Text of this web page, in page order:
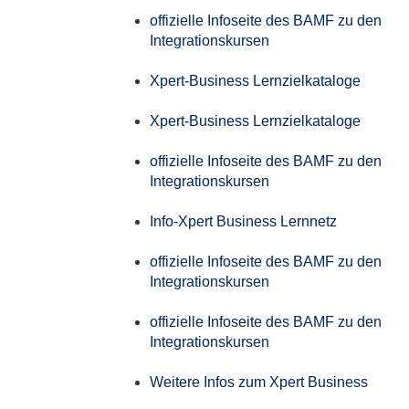
offizielle Infoseite des BAMF zu den
Integrationskursen
Xpert-Business Lernzielkataloge
Xpert-Business Lernzielkataloge
offizielle Infoseite des BAMF zu den
Integrationskursen
Info-Xpert Business Lernnetz
offizielle Infoseite des BAMF zu den
Integrationskursen
offizielle Infoseite des BAMF zu den
Integrationskursen
Weitere Infos zum Xpert Business